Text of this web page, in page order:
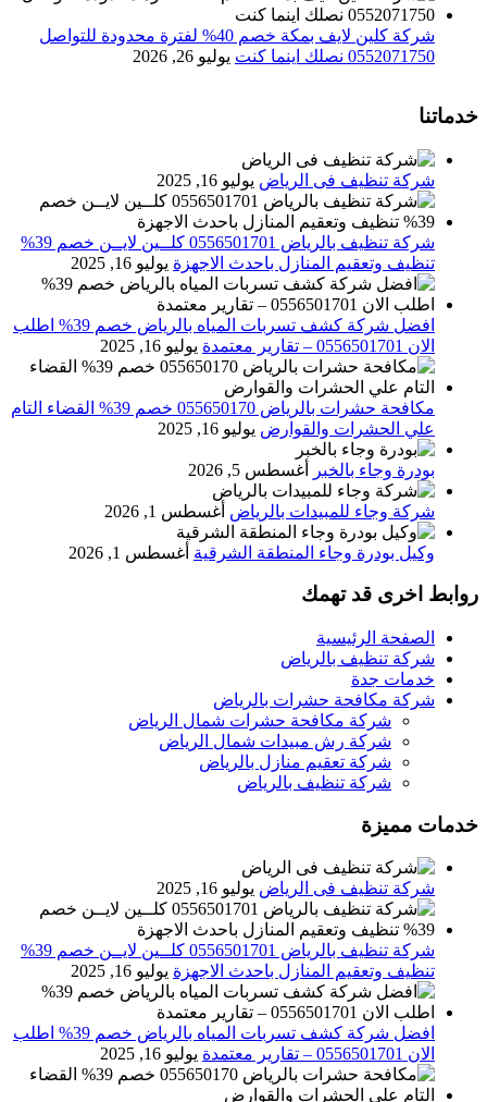
شركة كلين لايف بمكة خصم 40% لفترة محدودة للتواصل
0552071750 نصلك اينما كنت
يوليو 26, 2026
خدماتنا
شركة تنظيف فى الرياض يوليو 16, 2025
شركة تنظيف بالرياض 0556501701 كلــين لايــن خصم 39%
تنظيف وتعقيم المنازل باحدث الاجهزة يوليو 16, 2025
افضل شركة كشف تسربات المياه بالرياض خصم 39% اطلب
الان 0556501701‬‏ – تقارير معتمدة
يوليو 16, 2025
مكافحة حشرات بالرياض 055650170 خصم 39% القضاء التام
علي الحشرات والقوارض يوليو 16, 2025
بودرة وجاء بالخبر أغسطس 5, 2026
شركة وجاء للمبيدات بالرياض أغسطس 1, 2026
وكيل بودرة وجاء المنطقة الشرقية أغسطس 1, 2026
روابط اخرى قد تهمك
الصفحة الرئيسية
شركة تنظيف بالرياض
خدمات جدة
شركة مكافحة حشرات بالرياض
شركة مكافحة حشرات شمال الرياض
شركة رش مبيدات شمال الرياض
شركة تعقيم منازل بالرياض
شركة تنظيف بالرياض
خدمات مميزة
شركة تنظيف فى الرياض يوليو 16, 2025
شركة تنظيف بالرياض 0556501701 كلــين لايــن خصم 39%
تنظيف وتعقيم المنازل باحدث الاجهزة يوليو 16, 2025
افضل شركة كشف تسربات المياه بالرياض خصم 39% اطلب
الان 0556501701‬‏ – تقارير معتمدة
يوليو 16, 2025